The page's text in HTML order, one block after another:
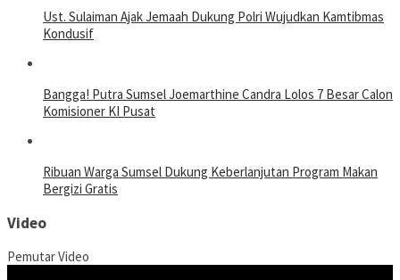
Ust. Sulaiman Ajak Jemaah Dukung Polri Wujudkan Kamtibmas
Kondusif
Bangga! Putra Sumsel Joemarthine Candra Lolos 7 Besar Calon
Komisioner KI Pusat
Ribuan Warga Sumsel Dukung Keberlanjutan Program Makan
Bergizi Gratis
Video
Pemutar Video